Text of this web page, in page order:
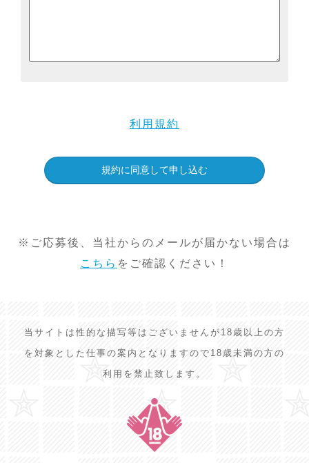
利用規約
※ご応募後、当社からのメールが届かない場合は
こちら をご確認ください！
当サイトは性的な描写等はございませんが18歳以上の方
を対象とした仕事の案内となりますので18歳未満の方の
利用を禁止致します。